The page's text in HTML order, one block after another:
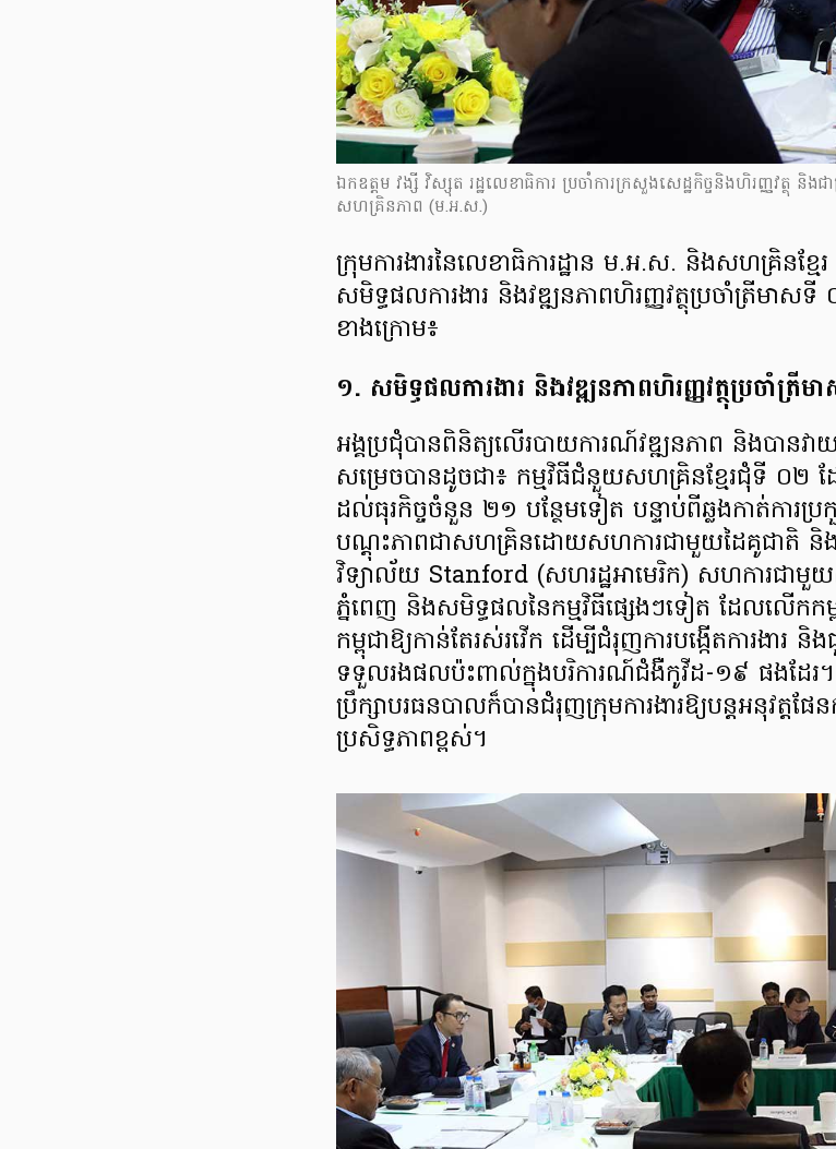
ឯកឧត្តម វង្សី វិស្សុត រដ្ឋលេខាធិការ ប្រចាំការ​ក្រសួង​សេដ្ឋកិច្ច​និង​ហិរញ្ញវត្ថុ និ
សហគ្រិនភាព (ម.អ.ស.)
ក្រុមការងារនៃលេខាធិការដ្ឋាន ម.អ.ស. និងសហគ្រិនខ្ម
សមិទ្ធផលការងារ និងវឌ្ឍនភាពហិរញ្ញវត្ថុប្រចាំត្រីមាស
ខាងក្រោម៖
១. សមិទ្ធផលការងារ និងវឌ្ឍនភាពហិរញ្ញវត្ថុប្រចាំត្រី
អង្គប្រជុំបានពិនិត្យលើរបាយការណ៍វឌ្ឍនភាព និងបានវ
សម្រេចបានដូចជា៖ កម្មវិធីជំនួយសហគ្រិនខ្មែរជុំទី ០២ ដែ
ដល់ធុរកិច្ចចំនួន ២១ បន្ថែមទៀត បន្ទាប់ពីឆ្លងកាត់ការប្
បណ្តុះភាពជាសហគ្រិនដោយសហការជាមួយដៃគូជាតិ និ
វិទ្យាល័យ Stanford (សហរដ្ឋអាមេរិក) សហការជាមួ
ភ្នំពេញ និងសមិទ្ធផលនៃកម្មវិធីផ្សេងៗទៀត ដែល​លើក
កម្ពុជាឱ្យកាន់តែរស់រវើក ដើម្បីជំរុញការបង្កើតការងា
ទទួលរងផលប៉ះពាល់ក្នុងបរិការណ៍ជំងឺកូវីដ-១៩ ផងដែរ។
ប្រឹក្សាបរធនបាលក៏បានជំរុញក្រុមការងារឱ្យបន្តអនុវត្តផែ
ប្រសិទ្ធភាពខ្ពស់។